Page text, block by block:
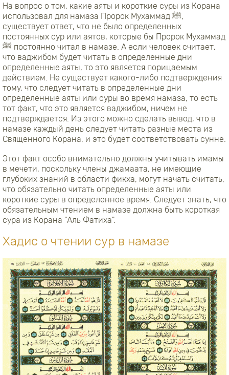
На вопрос о том, какие аяты и короткие суры из Корана
использовал для намаза Пророк Мухаммад ﷺ,
существует ответ, что не было определенных
постоянных сур или аятов, которые бы Пророк Мухаммад
ﷺ постоянно читал в намазе. А если человек считает,
что ваджибом будет читать в определенные дни
определенные аяты, то это является порицаемым
действием. Не существует какого-либо подтверждения
тому, что следует читать в определенные дни
определенные аяты или суры во время намаза, то есть
тот факт, что это является ваджибом, ничем не
подтверждается. Из этого можно сделать вывод, что в
намазе каждый день следует читать разные места из
Священного Корана, и это будет соответствовать сунне.
Этот факт особо внимательно должны учитывать имамы
в мечети, поскольку члены джамаата, не имеющие
глубоких знаний в области фикха, могут начать считать,
что обязательно читать определенные аяты или
короткие суры в определенное время. Следует знать, что
обязательным чтением в намазе должна быть короткая
сура из Корана "Аль Фатиха".
Хадис о чтении сур в намазе